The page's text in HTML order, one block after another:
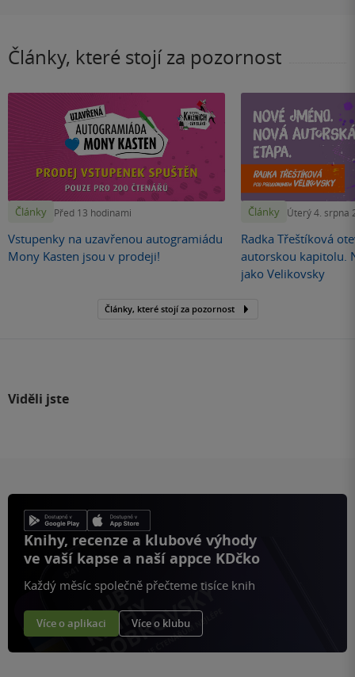
Články, které stojí za pozornost
Články Před 13 hodinami
Vstupenky na uzavřenou autogramiádu
Mony Kasten jsou v prodeji!
Články Úterý 4. srpna
Radka Třeštíková
autorskou kapitolu.
jako Velikovsky
Články, které stojí za pozornost
Viděli jste
Knihy, recenze a klubové výhody
ve vaší kapse a naší appce KDčko
Každý měsíc společně přečteme tisíce knih
Více o aplikaci Více o klubu